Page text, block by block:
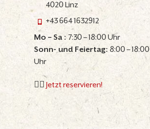
4020 Linz
+43 664 1632912
Mo – Sa : 7:30 – 18:00 Uhr
Sonn- und Feiertag: 8:00 – 18:00
Uhr
👉🏼 Jetzt reservieren!